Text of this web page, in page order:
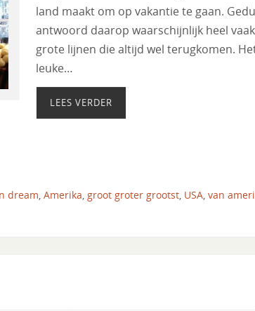
land maakt om op vakantie te gaan.
antwoord daarop waarschijnlijk heel
grote lijnen die altijd wel terugkomen.
leuke…
LEES VERDER
dream, Amerika, groot groter grootst, USA, van